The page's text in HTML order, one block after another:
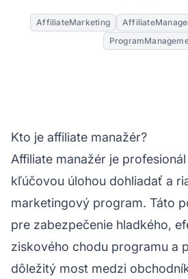
AffiliateMarketing
Kto je affiliate manažér?
Affiliate manažér je
kľúčovou úlohou dohliadať a
marketingový program. Táto
pre zabezpečenie hladkého,
ziskového chodu programu a
dôležitý most medzi